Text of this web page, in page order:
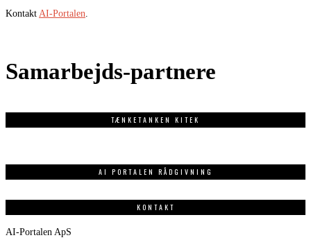
Kontakt AI-Portalen.
Samarbejds-partnere
TÆNKETANKEN KITEK
AI PORTALEN RÅDGIVNING
KONTAKT
AI-Portalen ApS